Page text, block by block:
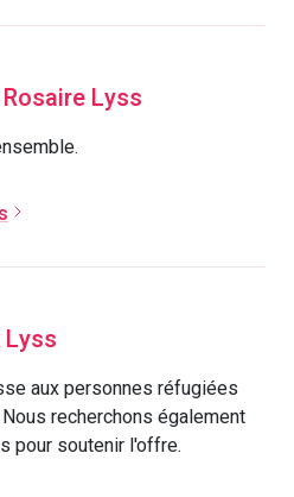
Lyss
Lyss
aux personnes réfugiées
recherchons également
pour soutenir l'offre.